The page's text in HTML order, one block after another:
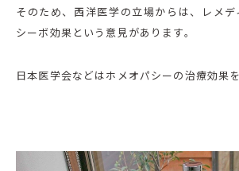
そのため、西洋医学の立場からは、レメ
シーボ効果という意見があります。
日本医学会などはホメオパシーの治療効果